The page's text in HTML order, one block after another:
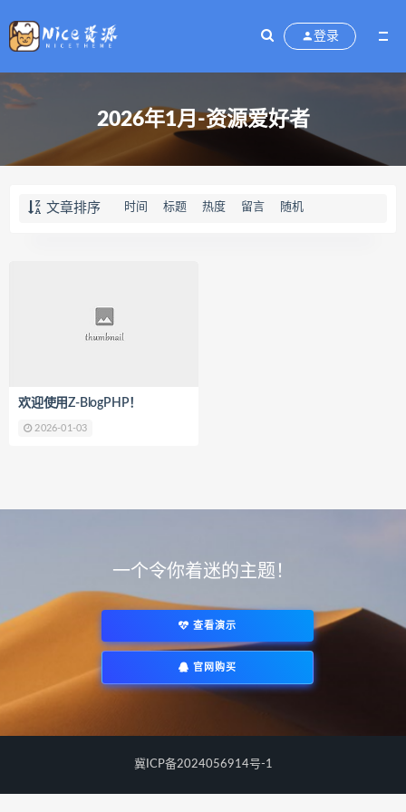
登录
2026年1月-资源爱好者
文章排序 时间 标题 热度 留言 随机
欢迎使用Z-BlogPHP！
2026-01-03
一个令你着迷的主题！
查看演示
官网购买
冀ICP备2024056914号-1